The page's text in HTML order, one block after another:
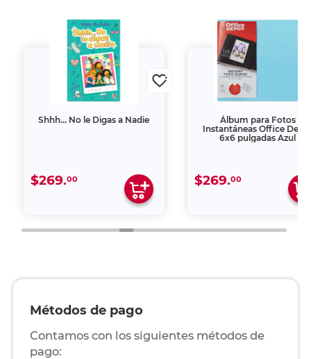
Shhh… No le Digas a Nadie
$269.00
Álbum para Fotos
Instantáneas Office
6x6 pulgadas Azul
$269.00
Métodos de pago
Contamos con los siguientes métodos de
pago: